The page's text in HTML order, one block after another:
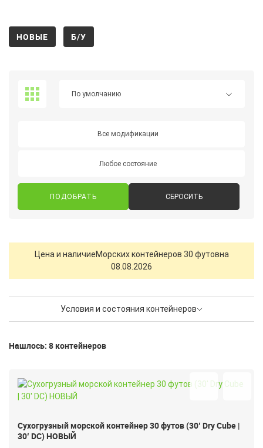
НОВЫЕ Б/У
Все модификации
Любое состояние
СБРОСИТЬ
Цена и наличиеМорских контейнеров 30 футовна
08.08.2026
Условия и состояния контейнеров
Нашлось: 8 контейнеров
Сухогрузный морской контейнер 30 футов (30′ Dry Cube |
30′ DC) НОВЫЙ